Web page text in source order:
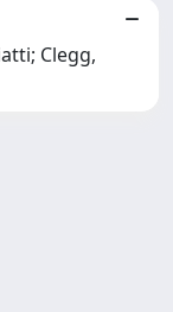
Clegg,